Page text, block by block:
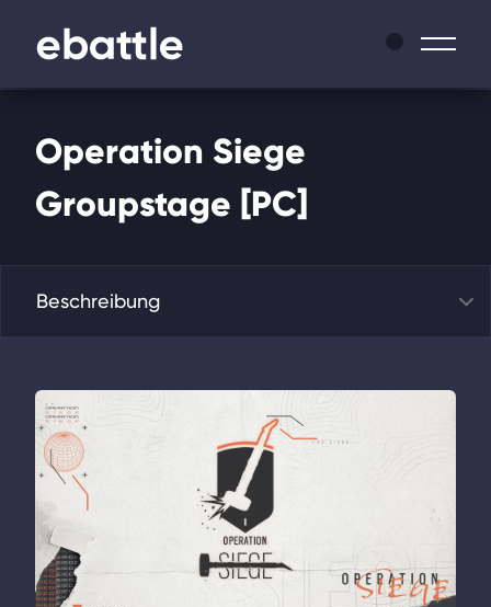
News
Ligen
Turniere
Masters
Operation Siege
Groupstage [PC]